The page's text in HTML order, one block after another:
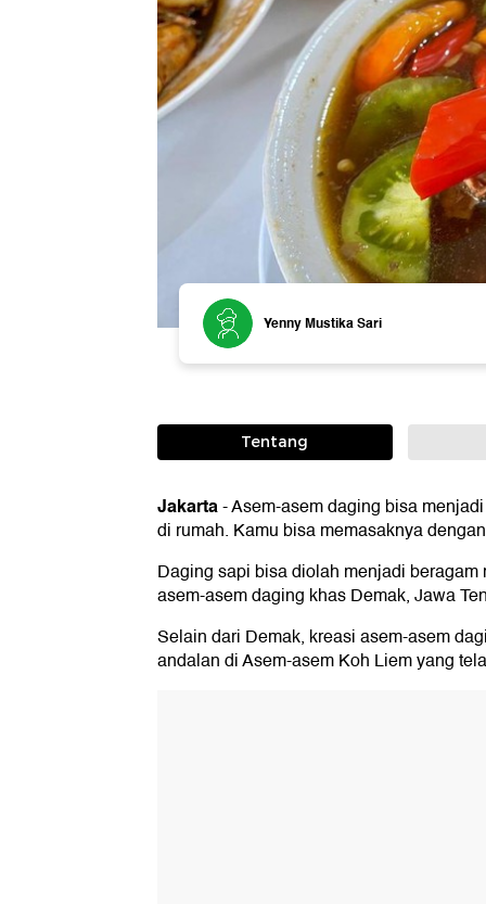
Yenny Mustika Sari
Tentang
Jakarta-Asem-asem daging bisa
di rumah. Kamu bisa memasaknya
Daging sapi bisa diolah menjadi
asem-asem daging khas Demak, Jawa
Selain dari Demak, kreasi asem-asem
andalan di Asem-asem Koh Liem yang